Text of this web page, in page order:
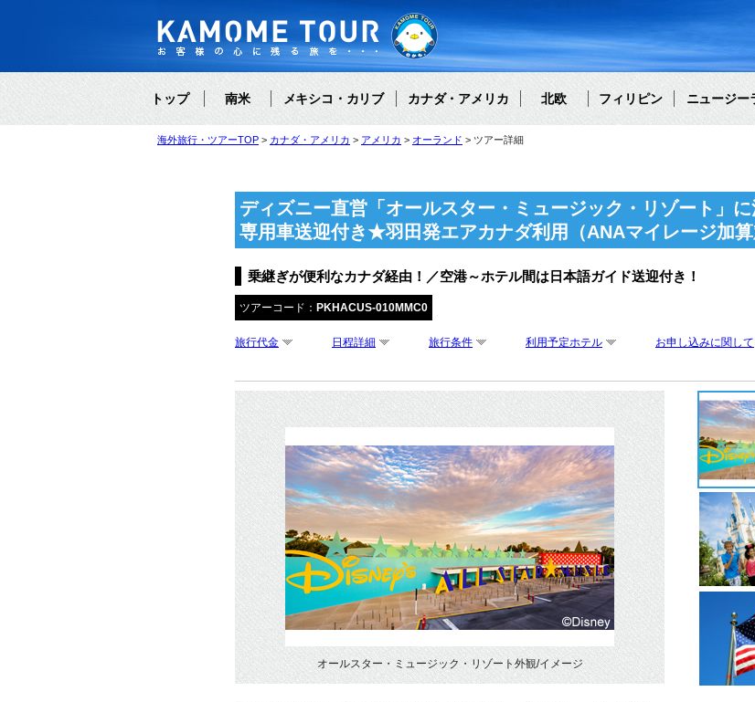
トップ 南米 メキシコ・カリブ カナダ・アメリカ 北欧 フィリピン ニュージー
海外旅行・ツアーTOP カナダ・アメリカ アメリカ オーランド ツアー詳細
ディズニー直営「オールスター・ミュージック・リゾート」
専用車送迎付き★羽田発エアカナダ利用（ANAマイレージ加算
乗継ぎが便利なカナダ経由！／空港～ホテル間は日本語ガイド送迎付き！
ツアーコード： PKHACUS-010MMC0
旅行代金 日程詳細 旅行条件 利用予定ホテル お申し込みに関して
オールスター・ミュージック・リゾート外観/イメージ